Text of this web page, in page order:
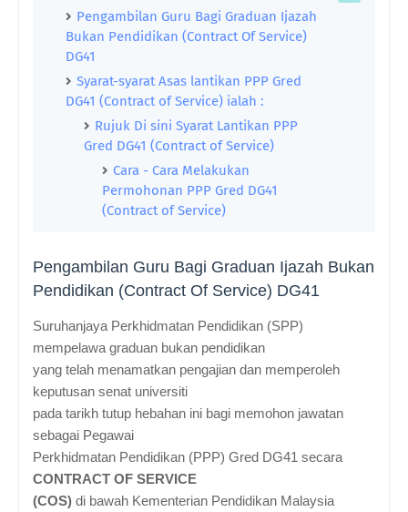
Pengambilan Guru Bagi Graduan Ijazah
Bukan Pendidikan (Contract Of Service)
DG41
Syarat-syarat Asas lantikan PPP Gred
DG41 (Contract of Service) ialah :
Rujuk Di sini Syarat Lantikan PPP
Gred DG41 (Contract of Service)
Cara - Cara Melakukan
Permohonan PPP Gred DG41
(Contract of Service)
Pengambilan Guru Bagi Graduan Ijazah Bukan
Pendidikan (Contract Of Service) DG41
Suruhanjaya Perkhidmatan Pendidikan (SPP)
mempelawa graduan bukan pendidikan
yang telah menamatkan pengajian dan memperoleh
keputusan senat universiti
pada tarikh tutup hebahan ini bagi memohon jawatan
sebagai Pegawai
Perkhidmatan Pendidikan (PPP) Gred DG41 secara
CONTRACT OF SERVICE
(COS) di bawah Kementerian Pendidikan Malaysia